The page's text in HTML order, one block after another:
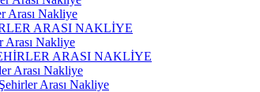
Arası Nakliye
ARASI NAKLİYE
Arası Nakliye
ARASI NAKLİYE
Arası Nakliye
Arası Nakliye